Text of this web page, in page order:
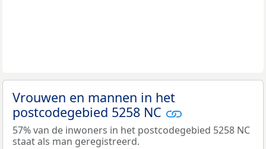
Vrouwen en mannen in het
postcodegebied 5258 NC
57% van de inwoners in het postcodegebied 5258 NC
staat als man geregistreerd.